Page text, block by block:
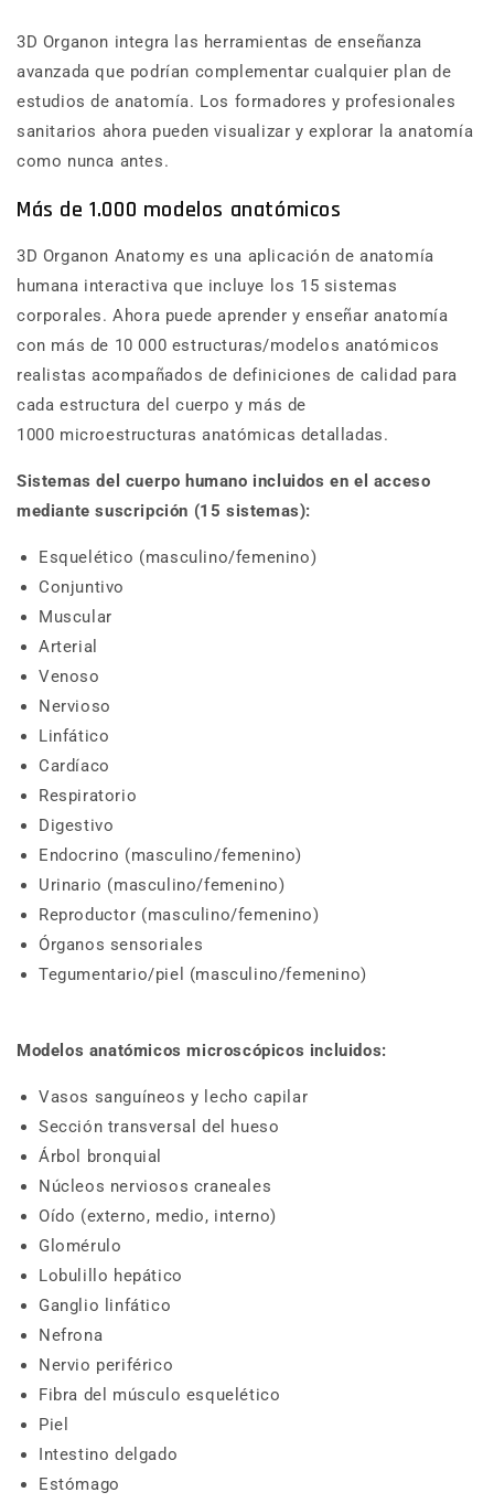
3D Organon integra las herramientas de enseñanza
avanzada que podrían complementar cualquier plan de
estudios de anatomía. Los formadores y profesionales
sanitarios ahora pueden visualizar y explorar la anatomía
como nunca antes.
Más de 1.000 modelos anatómicos
3D Organon Anatomy es una aplicación de anatomía
humana interactiva que incluye los 15 sistemas
corporales. Ahora puede aprender y enseñar anatomía
con más de 10 000 estructuras/modelos anatómicos
realistas acompañados de definiciones de calidad para
cada estructura del cuerpo y más de
1000 microestructuras anatómicas detalladas.
Sistemas del cuerpo humano incluidos en el acceso
mediante suscripción (15 sistemas):
Esquelético (masculino/femenino)
Conjuntivo
Muscular
Arterial
Venoso
Nervioso
Linfático
Cardíaco
Respiratorio
Digestivo
Endocrino (masculino/femenino)
Urinario (masculino/femenino)
Reproductor (masculino/femenino)
Órganos sensoriales
Tegumentario/piel (masculino/femenino)
Modelos anatómicos microscópicos incluidos:
Vasos sanguíneos y lecho capilar
Sección transversal del hueso
Árbol bronquial
Núcleos nerviosos craneales
Oído (externo, medio, interno)
Glomérulo
Lobulillo hepático
Ganglio linfático
Nefrona
Nervio periférico
Fibra del músculo esquelético
Piel
Intestino delgado
Estómago